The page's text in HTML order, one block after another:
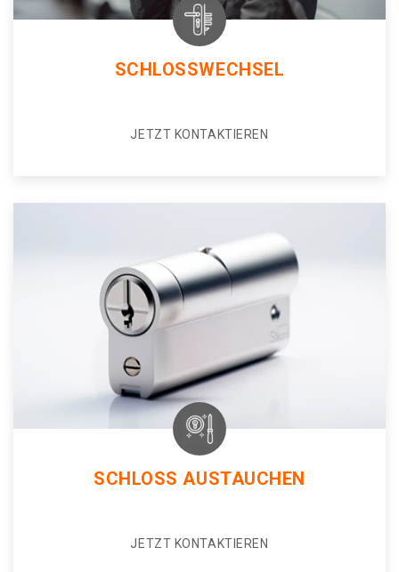
SCHLOSSWECHSEL
JETZT KONTAKTIEREN
SCHLOSS AUSTAUCHEN
JETZT KONTAKTIEREN